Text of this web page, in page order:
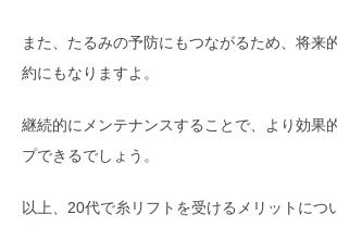
また、たるみの予防にもつながるため、将来
約にもなりますよ。
継続的にメンテナンスすることで、より効果
プできるでしょう。
以上、20代で糸リフトを受けるメリットにつ